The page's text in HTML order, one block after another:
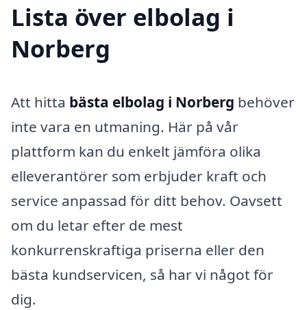
Lista över elbolag i
Norberg
Att hitta bästa elbolag i Norberg behöver
inte vara en utmaning. Här på vår
plattform kan du enkelt jämföra olika
elleverantörer som erbjuder kraft och
service anpassad för ditt behov. Oavsett
om du letar efter de mest
konkurrenskraftiga priserna eller den
bästa kundservicen, så har vi något för
dig.